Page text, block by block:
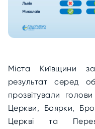
Міста Київщини
результат серед
прозвітували
Церкви, Боярки,
Церкві та